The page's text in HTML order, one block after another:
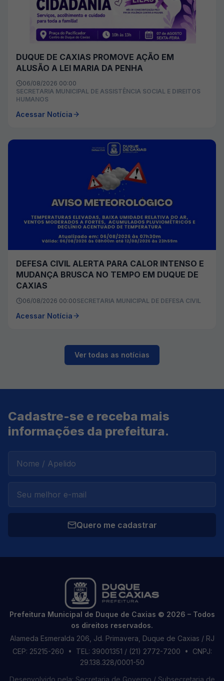
DUQUE DE CAXIAS PROMOVE AÇÃO EM
ALUSÃO A LEI MARIA DA PENHA
06/08/2026 00:00
SECRETARIA MUNICIPAL DE ASSISTÊNCIA SOCIAL E DIREITOS
HUMANOS
Acessar Notícia
DEFESA CIVIL ALERTA PARA CALOR INTENSO E
MUDANÇA BRUSCA NO TEMPO EM DUQUE DE
CAXIAS
06/08/2026 00:00SECRETARIA MUNICIPAL DE DEFESA CIVIL
Acessar Notícia
Ver todas as notícias
Cadastre-se e receba mais
informações da prefeitura.
Quero me cadastrar
Prefeitura Municipal de Duque de Caxias © 2026 – Todos
os direitos reservados.
Alameda Esmeralda 206, Jd. Primavera, Duque de Caxias / RJ
CEP: 25215-260 • TEL: 39001351 / (21) 2772-7200 • CNPJ:
29.138.328/0001-50
Desenvolvido pela: Secretaria de Governo / Subsecretaria de